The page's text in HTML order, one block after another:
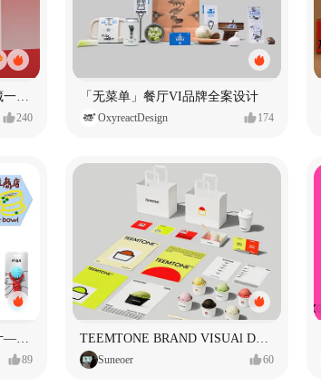
《未央》｜一册东方酒礼，藏一方岁时雅意
240
「无菜单」餐厅VI品牌全案设计
OxyreactDesign 174
89 Suneoer 60